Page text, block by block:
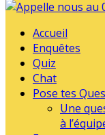
Accueil
Enquêtes
Quiz
Chat
Pose tes
Une
à